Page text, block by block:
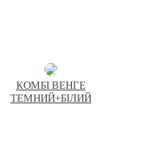
КОМБІ ВЕНГЕ
ТЕМНИЙ+БІЛИЙ